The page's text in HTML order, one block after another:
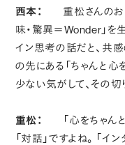
西本：
重松さんのお
味・驚異＝Wonder」を
イン思考の話だと、共
の先にある「ちゃんと心
少ない気がして、その切
重松：
「心をちゃん
「対話」ですよね。「イ